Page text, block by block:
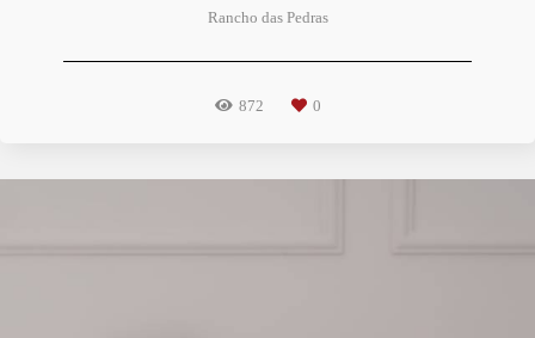
Rancho das Pedras
872 0